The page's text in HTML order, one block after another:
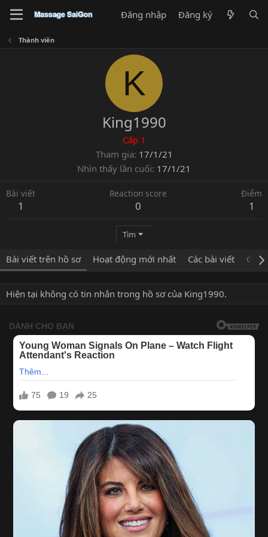
Đăng nhập Đăng ký
Thành viên
K
King1990
Cấp 1
Tham gia 17/1/21
Nhìn thấy lần cuối 17/1/21
Bài viết
1
Reaction score
0
Điểm
1
Tìm
Bài viết trên hồ sơ Hoạt động mới nhất Các bài viết Giới
Hiện tại không có tin nhắn trong hồ sơ của King1990.